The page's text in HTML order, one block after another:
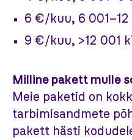
6 €/kuu, 6
9 €/kuu, >12 001
Milline pakett mulle
Meie paketid on
tarbimisandmete
pakett hästi